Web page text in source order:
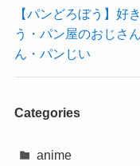
【パンどろぼう】好
う・パン屋のおじさ
ん・パンじい
Categories
anime